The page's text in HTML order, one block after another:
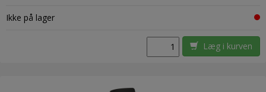
Ikke på lager
Læg i kurven